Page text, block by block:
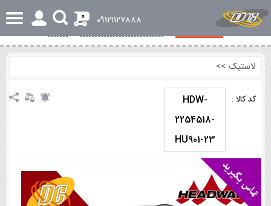
٠٩١٢١١٢٧٨٨٨ 0
مشخصات کلی بررسی تخصصی و اجمالی نظرات
لاستیک >>
کد کالا :
HDW-
2254518-
HU901-23